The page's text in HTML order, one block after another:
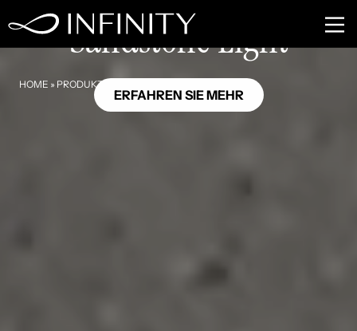
HOME » PRODUKTE
GB14
Sandstone Light
ERFAHREN SIE MEHR